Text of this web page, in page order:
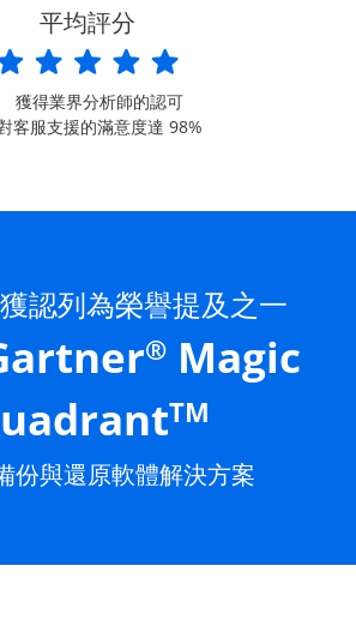
平均評分
獲得業界分析師的認可
客服支援的滿意度達 98%
認列為榮譽提及之一
® Magic
TM
份與還原軟體解決方案